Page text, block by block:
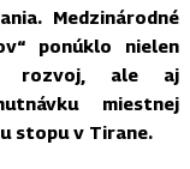
Medzinárodné
ponúklo nielen
rozvoj, ale aj
miestnej
stopu v Tirane.